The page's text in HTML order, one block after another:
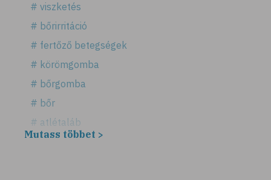
# viszketés
# bőrirritáció
# fertőző betegségek
# körömgomba
# bőrgomba
# bőr
# atlétaláb
# horzsolás
Mutass többet >